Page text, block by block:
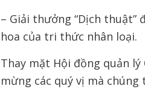
– Giải thưởng “Dịch
hoa của tri thức nhân loại.
Thay mặt Hội đồng quản
mừng các quý vị mà